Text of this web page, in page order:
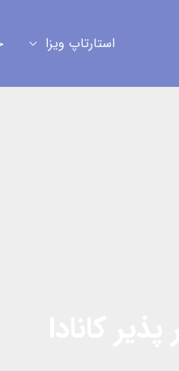
استارتاپ ویزا